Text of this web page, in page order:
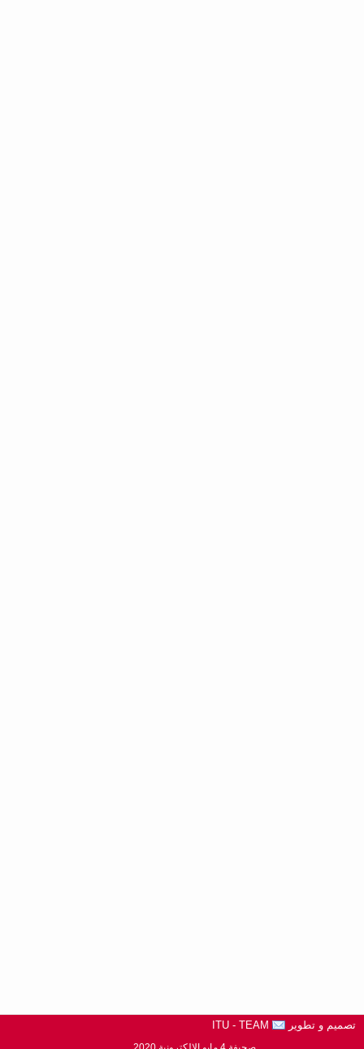
تصميم و تطوير ITU - TEAM